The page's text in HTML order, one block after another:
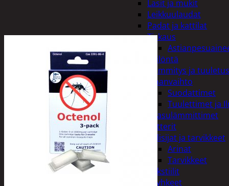
Lasit ja mukit
Leikkuulaudat
Padat ja kattilat
Tiskaus
Säilöntä
Kodin lämmitys ja tuuletus
Ilmanvaihto
Suodattimet
Tuulettimet ja
Kaasulämmittimet
Patterit
Tulisijat ja tarvikkeet
Arinat
Tarvikkeet
Kodintekstiilit
Pyyhkeet